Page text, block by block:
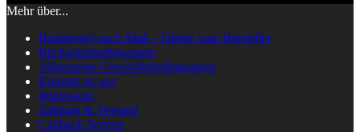
Mehr über...
Badspiegel nach Maß – Direkt vom Hersteller
Rückgabebedingungen
Allgemeine Geschäftsbedingungen
Kontakt zu uns
Impressum
Zahlung & Versand
Callback Service